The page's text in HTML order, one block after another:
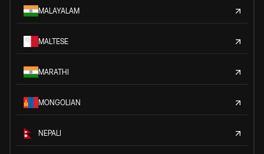
MALAYALAM
MALTESE
MARATHI
MONGOLIAN
NEPALI